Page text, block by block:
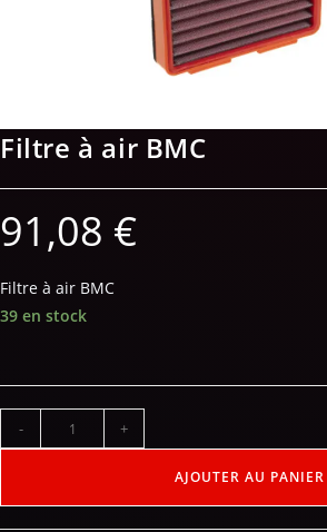
Filtre à air BMC
91,08 €
Filtre à air BMC
39 en stock
- +
AJOUTER AU PANIER